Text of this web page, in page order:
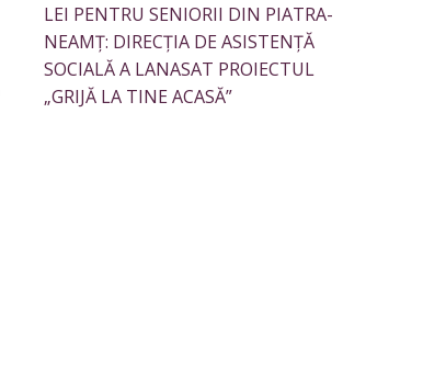
LEI PENTRU SENIORII DIN PIATRA-
NEAMȚ: DIRECȚIA DE ASISTENȚĂ
SOCIALĂ A LANASAT PROIECTUL
„GRIJĂ LA TINE ACASĂ”